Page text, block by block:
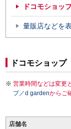
ドコモショッ
量販店などを
ドコモショップ
営業時間などは変更
プ／d gardenからご
店舗名